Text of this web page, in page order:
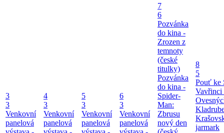
3
3
Venkovní
panelová
4
3
Venkovní
panelová
5
3
Venkovní
panelová
6
3
Venkovní
panelová
7
6
Pozvánka
do kina -
Zrozen z
temnoty
(české
titulky)
Pozvánka
do kina -
Spider-
Man:
Zbrusu
nový den
8
5
Pouť ke
Vavřinci
jarmark